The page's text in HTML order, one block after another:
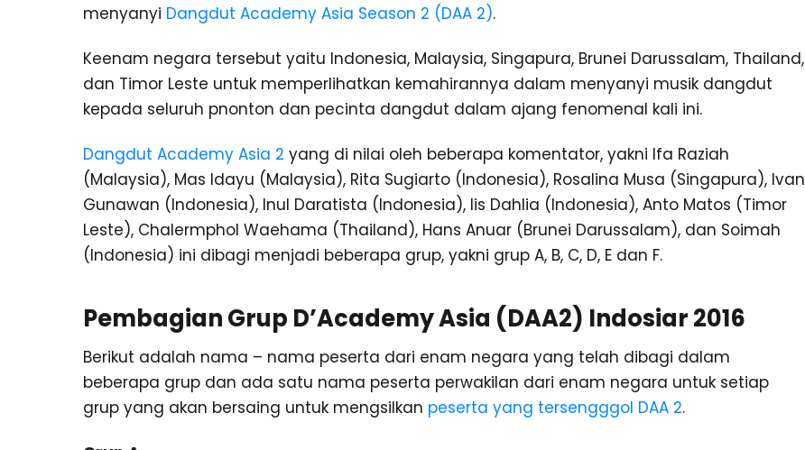
menyanyi Dangdut Academy Asia Season 2 (DAA 2).
Keenam negara tersebut yaitu Indonesia, Malaysia, Singapura, Brunei Darussalam, Thailand,
dan Timor Leste untuk memperlihatkan kemahirannya dalam menyanyi musik dangdut
kepada seluruh pnonton dan pecinta dangdut dalam ajang fenomenal kali ini.
Dangdut Academy Asia 2 yang di nilai oleh beberapa komentator, yakni Ifa Raziah
(Malaysia), Mas Idayu (Malaysia), Rita Sugiarto (Indonesia), Rosalina Musa (Singapura), Ivan
Gunawan (Indonesia), Inul Daratista (Indonesia), Iis Dahlia (Indonesia), Anto Matos (Timor
Leste), Chalermphol Waehama (Thailand), Hans Anuar (Brunei Darussalam), dan Soimah
(Indonesia) ini dibagi menjadi beberapa grup, yakni grup A, B, C, D, E dan F.
Pembagian Grup D’Academy Asia (DAA2) Indosiar 2016
Berikut adalah nama – nama peserta dari enam negara yang telah dibagi dalam
beberapa grup dan ada satu nama peserta perwakilan dari enam negara untuk setiap
grup yang akan bersaing untuk mengsilkan peserta yang tersengggol DAA 2.